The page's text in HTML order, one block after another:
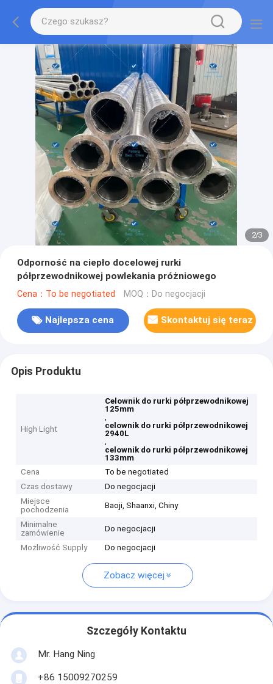
2/3
Odporność na ciepło docelowej rurki
półprzewodnikowej powlekania próżniowego
Cena：To be negotiated MOQ：Do negocjacji
Najlepsza cena Skontaktuj się teraz
Opis Produktu
High Light
Celownik do rurki półprzewodnikowej
125mm
,
celownik do rurki półprzewodnikowej
2940L
,
celownik do rurki półprzewodnikowej
133mm
Cena
To be negotiated
Czas dostawy
Do negocjacji
Miejsce
pochodzenia
Baoji, Shaanxi, Chiny
Minimalne
zamówienie
Do negocjacji
Możliwość Supply Do negocjacji
Zobacz więcej
Szczegóły Kontaktu
Mr. Hang Ning
+86 15009270259